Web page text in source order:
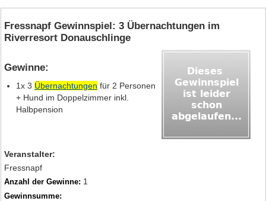
Fressnapf Gewinnspiel: 3 Übernachtungen im
Riverresort Donauschlinge
Gewinne:
1x 3 Übernachtungen für 2 Personen
+ Hund im Doppelzimmer inkl.
Halbpension
Veranstalter:
Fressnapf
Anzahl der Gewinne: 1
Gewinnsumme: